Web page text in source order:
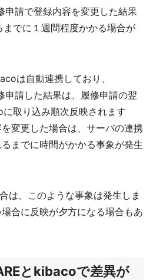
申請で登録内容を変更した結果
までに１週間程度かかる場合が
は自動連携しており、
申請した結果は、履修申請の翌
取り込み順次反映されます
変更した場合は、サーバの連携
までに時間がかかる事象が発生
は、このような事象は発生しま
合に反映が夕方になる場合もあ
とkibacoで差異が